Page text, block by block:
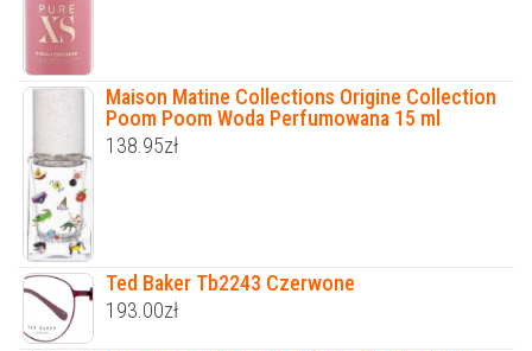
Maison Matine Collections Origine Collection
Poom Poom Woda Perfumowana 15 ml
138.95zł
Ted Baker Tb2243 Czerwone
193.00zł